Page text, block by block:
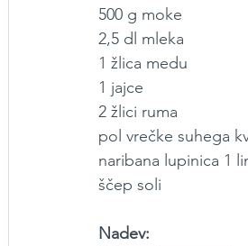
500 g moke
2,5 dl mleka
1 žlica medu
1 jajce
2 žlici ruma
pol vrečke suhega
naribana lupinica 1
ščep soli
Nadev: